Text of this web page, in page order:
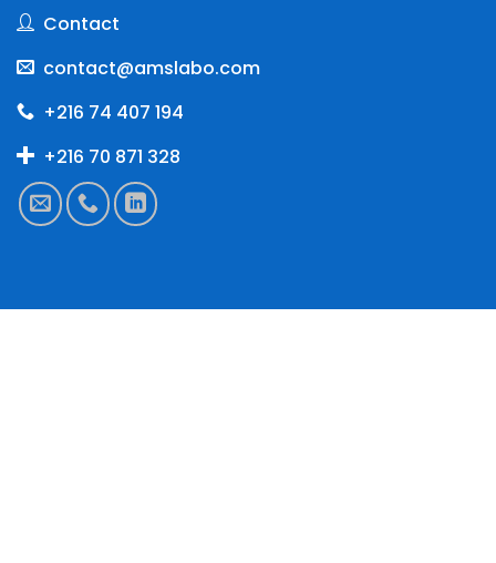
Contact
contact@amslabo.com
+216 74 407 194
+216 70 871 328